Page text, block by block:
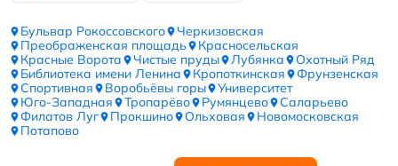
Бульвар Рокоссовского
Черкизовская
Преображенская площадь
Красносельская
Красные Ворота
Чистые пруды Лубянка
Охотный Ряд
Библиотека имени Ленина
Кропоткинская
Фрунзенская
Спортивная
Воробьёвы горы
Университет
Юго-Западная
Тропарёво Румянцево
Саларьево
Филатов Луг
Прокшино Ольховая
Новомосковская
Потапово